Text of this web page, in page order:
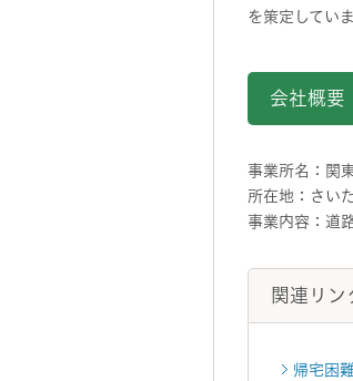
を策定していま
会社概要
事業所名：関
所在地：さい
事業内容：道
関連リン
帰宅困